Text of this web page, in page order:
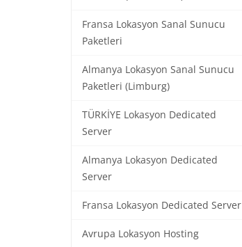
Fransa Lokasyon Sanal Sunucu
Paketleri
Almanya Lokasyon Sanal Sunucu
Paketleri (Limburg)
TÜRKİYE Lokasyon Dedicated
Server
Almanya Lokasyon Dedicated
Server
Fransa Lokasyon Dedicated Server
Avrupa Lokasyon Hosting